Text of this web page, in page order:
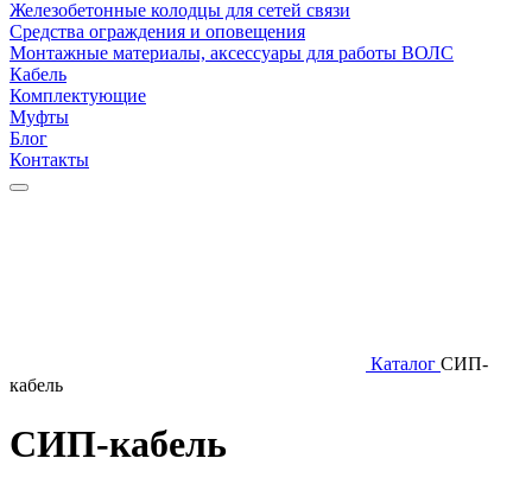
Железобетонные колодцы для сетей связи
Средства ограждения и оповещения
Монтажные материалы, аксессуары для работы ВОЛС
Кабель
Комплектующие
Муфты
Блог
Контакты
Каталог СИП-
кабель
СИП-кабель